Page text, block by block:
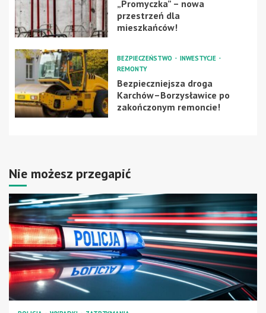
„Promyczka” – nowa
przestrzeń dla
mieszkańców!
BEZPIECZEŃSTWO
INWESTYCJE
REMONTY
Bezpieczniejsza droga
Karchów–Borzysławice po
zakończonym remoncie!
Nie możesz przegapić